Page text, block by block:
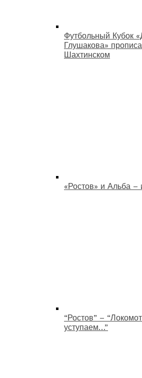
Футбольный Кубок
Глушакова»
Шахтинском
«Ростов» и Альба –
“Ростов” –
уступаем…”